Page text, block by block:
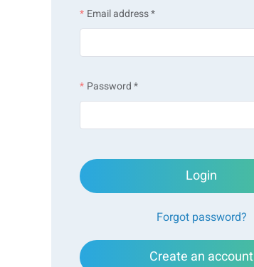
測定技術：
Email address *
Password *
Login
Forgot password?
Create an account